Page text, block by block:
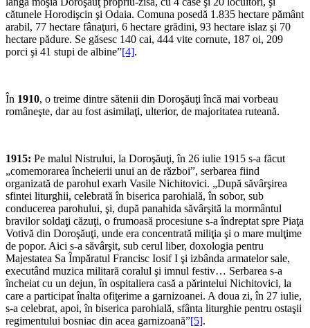
cătunele Horo­dişcin şi Odaia. Comuna posedă 1.835 hectare pământ
arabil, 77 hectare fânaţuri, 6 hectare grădini, 93 hectare islaz şi 70
hectare pădure. Se găsesc 140 cai, 444 vite cornute, 187 oi, 209
porci şi 41 stupi de albine”[4].
În 1910, o treime dintre sătenii din Doroşăuţi încă mai vorbeau
româneşte, dar au fost asimilaţi, ulterior, de majoritatea ruteană.
1915: Pe malul Nistrului, la Doroşăuţi, în 26 iulie 1915 s-a făcut
„comemorarea încheierii unui an de război”, serbarea fiind
organizată de parohul exarh Vasile Nichitovici. „După săvârşirea
sfintei liturghii, celebrată în biserica parohială, în sobor, sub
conducerea parohului, şi, după panahida săvârşită la mormântul
bravilor soldaţi căzuţi, o frumoasă procesiune s-a îndreptat spre Piaţa
Votivă din Doroşăuţi, unde era concentrată miliţia şi o mare mulţime
de popor. Aici s-a săvârşit, sub cerul liber, doxologia pentru
Majestatea Sa Împăratul Francisc Iosif I şi izbânda armatelor sale,
executând muzica militară coralul şi imnul festiv… Serbarea s-a
încheiat cu un dejun, în ospitaliera casă a părintelui Nichitovici, la
care a participat înalta ofiţerime a garnizoanei. A doua zi, în 27 iulie,
s-a celebrat, apoi, în biserica parohială, sfânta liturghie pentru ostaşii
regimentului bosniac din acea garnizoană”[5].